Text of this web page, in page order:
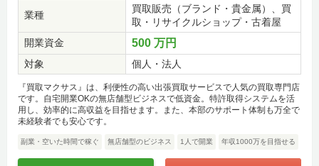
業種
買取販売（ブランド・貴金属）、買
取・リサイクルショップ・古着屋
開業資金
500 万円
対象 個人・法人
『買取マクサス』は、利便性の高い出張買取サービスで人気の買取専門店
です。自宅開業OKの無店舗型ビジネスで低資金。特許取得システムを活
用し、効率的に高収益を目指せます。また、本部のサポート体制も万全で
未経験者でも安心です。
副業・空いた時間で稼ぐ 無店舗型のビジネス 1人で開業 年収1000万を目指せる